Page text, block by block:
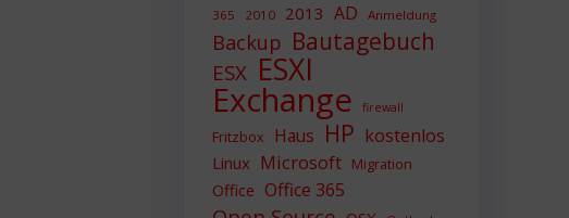
365 2010 2013 AD Anmeldung
Backup Bautagebuch
ESX ESXI
Exchange firewall
Fritzbox Haus HP kostenlos
Linux Microsoft Migration
Office Office 365